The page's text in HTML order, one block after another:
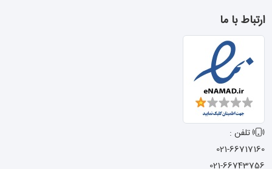
ارتباط با ما
تلفن :
021-66717160